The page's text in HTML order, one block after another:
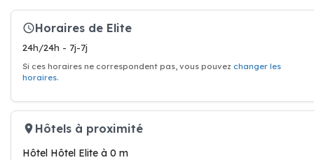
Horaires de Elite
24h/24h - 7j-7j
Si ces horaires ne correspondent pas, vous pouvez changer les
horaires.
Hôtels à proximité
Hôtel Hôtel Elite à 0 m